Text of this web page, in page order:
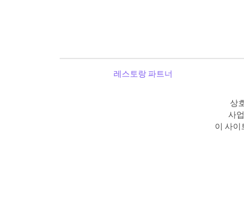
레스토랑 파트너
상
사
이 사이